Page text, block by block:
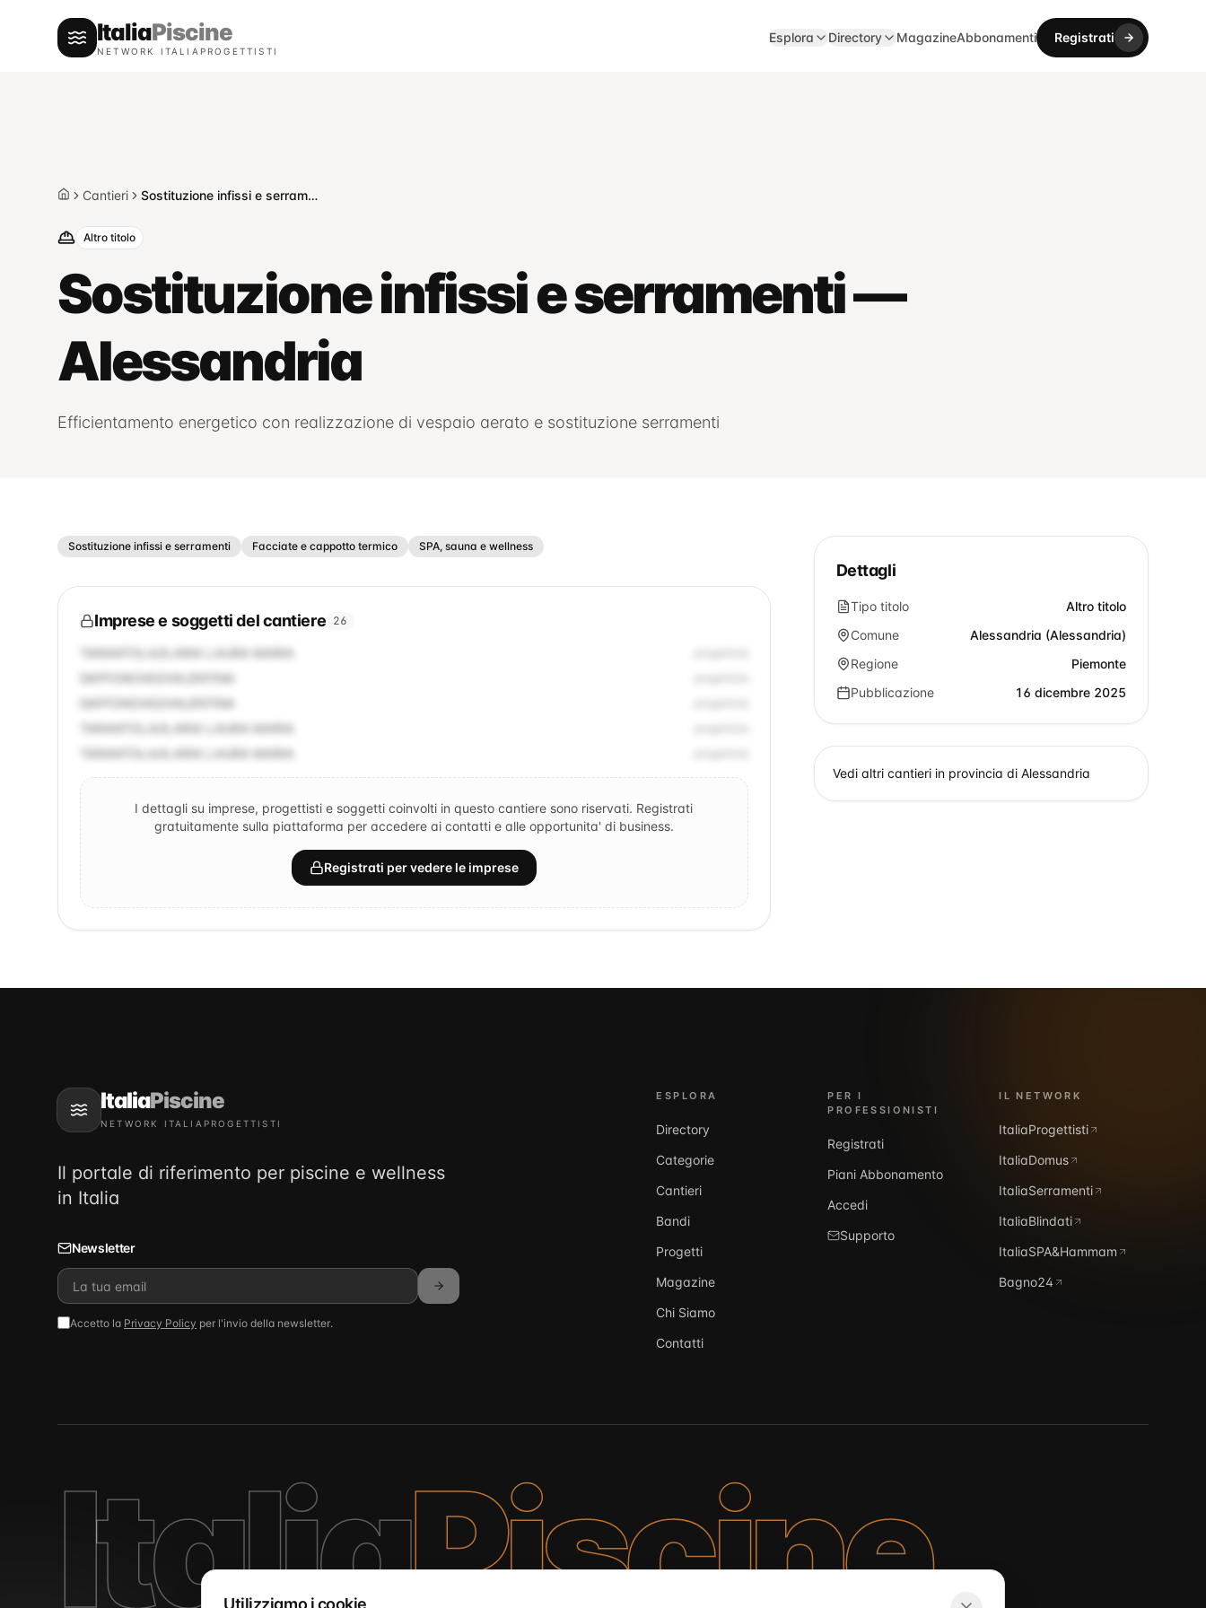
ItaliaPiscine
NETWORK ITALIAPROGETTISTI
Esplora Directory MagazineAbbonamenti Registrati
HomeCantieri Sostituzione infissi e serramenti — Alessandria
Altro titolo
Sostituzione infissi e serramenti —
Alessandria
Efficientamento energetico con realizzazione di vespaio aerato e sostituzione serramenti
Sostituzione infissi e serramenti Facciate e cappotto termico SPA, sauna e wellness
Imprese e soggetti del cantiere 26
DAFFONCHIO/VALENTINA
DAFFONCHIO/VALENTINA
TARANTOLA/ILARIA LAURA MARIA
TARANTOLA/ILARIA LAURA MARIA
I dettagli su imprese, progettisti e soggetti coinvolti in questo cantiere sono riservati. Registrati
gratuitamente sulla piattaforma per accedere ai contatti e alle opportunita' di business.
Registrati per vedere le imprese
Dettagli
Tipo titolo
Altro titolo
Comune
Alessandria (Alessandria)
Regione
Piemonte
Pubblicazione
16 dicembre 2025
Vedi altri cantieri in provincia di Alessandria
ItaliaPiscine
NETWORK ITALIAPROGETTISTI
Il portale di riferimento per piscine e wellness
in Italia
Newsletter
Accetto la Privacy Policy per l'invio della newsletter.
ESPLORA
Directory
Categorie
Cantieri
Bandi
Progetti
Magazine
Chi Siamo
Contatti
PER I
PROFESSIONISTI
Registrati
Piani Abbonamento
Accedi
Supporto
IL NETWORK
ItaliaProgettisti
ItaliaDomus
ItaliaSerramenti
ItaliaBlindati
ItaliaSPA&Hammam
Bagno24
ItaliaPiscine
Utilizziamo i cookie